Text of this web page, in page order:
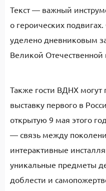
Текст — важный
о героических
уделено дневниковым
Великой Отечественной
Также гости ВДНХ могут
выставку первого в
открытую 9 мая этого
— связь между
интерактивные
уникальные предметы
доблести и